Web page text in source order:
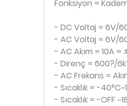
Fonksiyon =
- DC Voltaj = 6V/
- AC Voltaj = 6V/
- AC Akım = 10A =
- Direnç = 600?/
- AC Frekans =
- Sıcaklık = -
- Sıcaklık = -OFF